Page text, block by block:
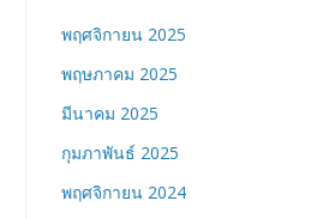
พฤศจิกายน 2025
พฤษภาคม 2025
มีนาคม 2025
กุมภาพันธ์ 2025
พฤศจิกายน 2024